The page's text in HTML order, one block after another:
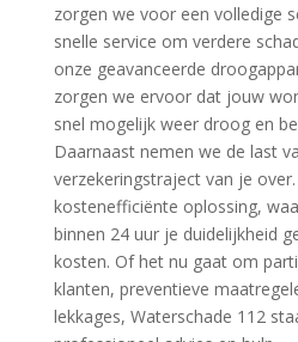
zorgen we voor een volledige
snelle service om verdere
onze geavanceerde
zorgen we ervoor dat jouw
snel mogelijk weer droog en
Daarnaast nemen we de last
verzekeringstraject van je
kostenefficiënte oplossing,
binnen 24 uur je duidelijkheid
kosten.​ Of het nu gaat om
klanten, preventieve
lekkages, Waterschade 112